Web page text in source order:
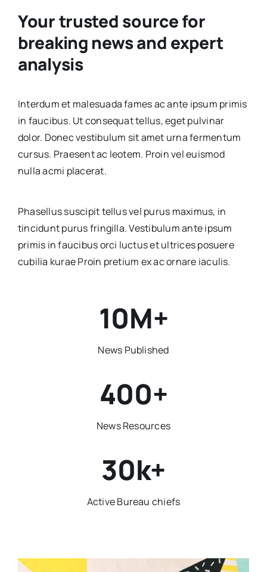
Your trusted source for
breaking news and expert
analysis
Interdum et malesuada fames ac ante ipsum primis
in faucibus. Ut consequat tellus, eget pulvinar
dolor. Donec vestibulum sit amet urna fermentum
cursus. Praesent ac leotem. Proin vel euismod
nulla acmi placerat.
Phasellus suscipit tellus vel purus maximus, in
tincidunt purus fringilla. Vestibulum ante ipsum
primis in faucibus orci luctus et ultrices posuere
cubilia kurae Proin pretium ex ac ornare iaculis.
10M+
News Published
400+
News Resources
30k+
Active Bureau chiefs